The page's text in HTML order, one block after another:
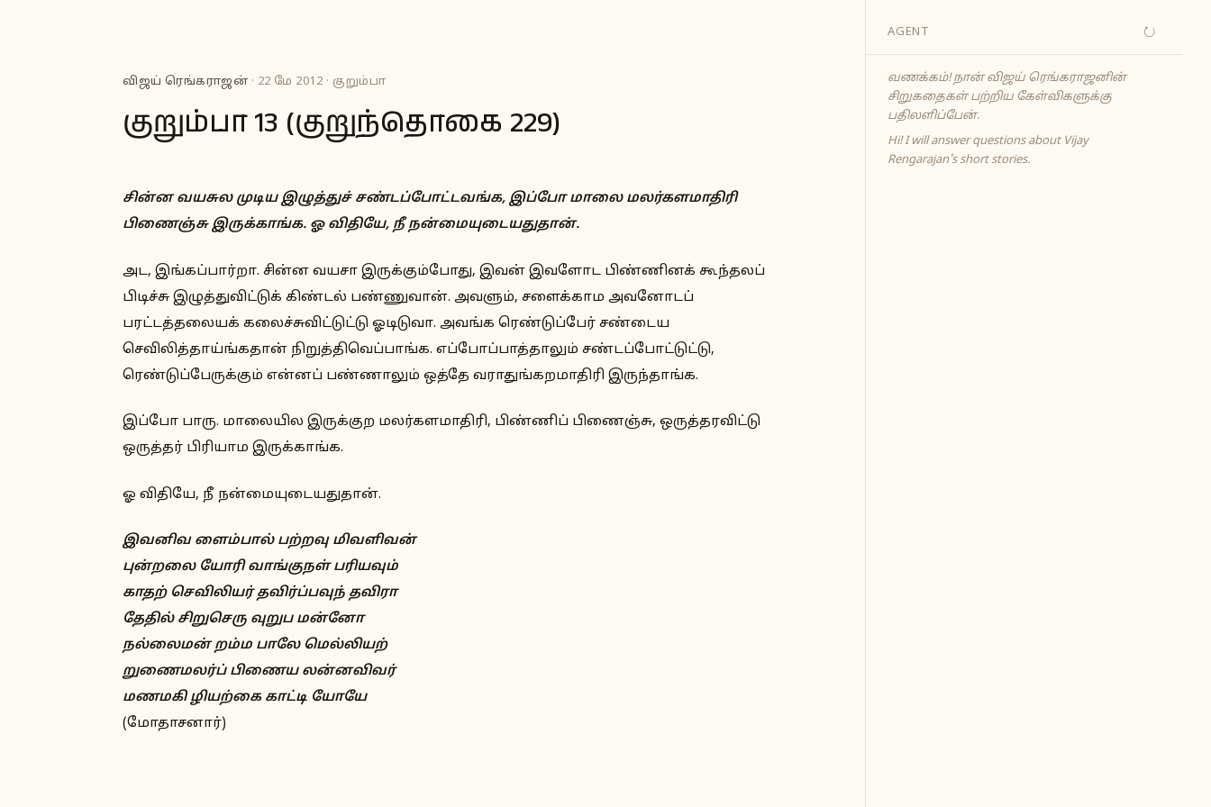
விஜய் ரெங்கராஜன்· 22 மே 2012 · குறும்பா
குறும்பா 13 (குறுந்தொகை 229)
சின்ன வயசுல முடிய இழுத்துச் சண்டப்போட்டவங்க, இப்போ மாலை மலர்களமாதிரி
பிணைஞ்சு இருக்காங்க. ஓ விதியே, நீ நன்மையுடையதுதான்.
அட, இங்கப்பார்றா. சின்ன வயசா இருக்கும்போது, இவன் இவளோட பிண்ணினக் கூந்தலப்
பிடிச்சு இழுத்துவிட்டுக் கிண்டல் பண்ணுவான். அவளும், சளைக்காம அவனோடப்
பரட்டத்தலையக் கலைச்சுவிட்டுட்டு ஓடிடுவா. அவங்க ரெண்டுப்பேர் சண்டைய
செவிலித்தாய்ங்கதான் நிறுத்திவெப்பாங்க. எப்போப்பாத்தாலும் சண்டப்போட்டுட்டு,
ரெண்டுப்பேருக்கும் என்னப் பண்ணாலும் ஒத்தே வராதுங்கறமாதிரி இருந்தாங்க.
இப்போ பாரு. மாலையில இருக்குற மலர்களமாதிரி, பிண்ணிப் பிணைஞ்சு, ஒருத்தரவிட்டு
ஒருத்தர் பிரியாம இருக்காங்க.
ஓ விதியே, நீ நன்மையுடையதுதான்.
இவனிவ ளைம்பால் பற்றவு மிவளிவன்
புன்றலை யோரி வாங்குநள் பரியவும்
காதற் செவிலியர் தவிர்ப்பவுந் தவிரா
தேதில் சிறுசெரு வுறுப மன்னோ
நல்லைமன் றம்ம பாலே மெல்லியற்
றுணைமலர்ப் பிணைய லன்னவிவர்
மணமகி ழியற்கை காட்டி யோயே
(மோதாசனார்)
AGENT ↻
வணக்கம்! நான் விஜய் ரெங்கராஜனின்
சிறுகதைகள் பற்றிய கேள்விகளுக்கு
பதிலளிப்பேன்.
Hi! I will answer questions about Vijay
Rengarajan's short stories.